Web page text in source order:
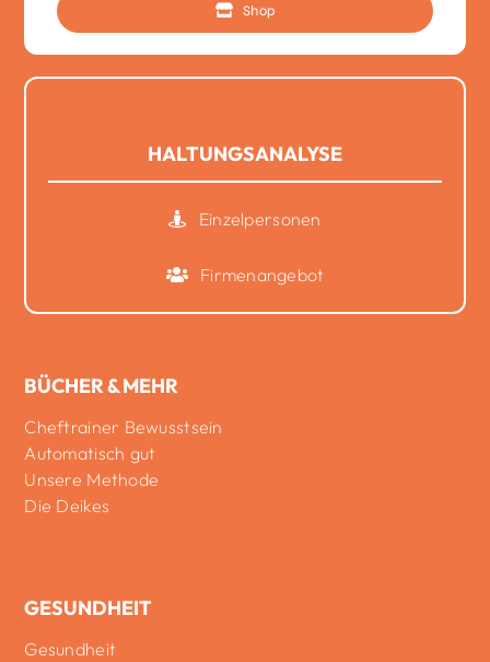
Shop
HALTUNGSANALYSE
Einzelpersonen
Firmenangebot
BÜCHER & MEHR
Cheftrainer Bewusstsein
Automatisch gut
Unsere Methode
Die Deikes
GESUNDHEIT
Gesundheit